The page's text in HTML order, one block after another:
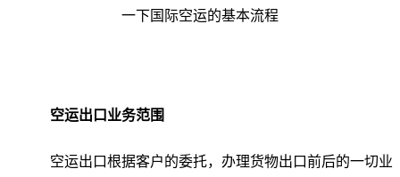
一下国际空运的基本流程
空运出口业务范围
空运出口根据客户的委托，办理货物出口前后的一切业